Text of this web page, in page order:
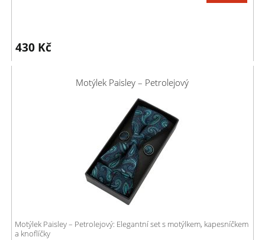
430 Kč
Motýlek Paisley – Petrolejový
Motýlek Paisley – Petrolejový: Elegantní set s motýlkem, kapesníčkem
a knoflíčky